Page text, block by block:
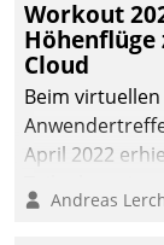
meistern und
wuppen – bei
Aufgaben und
abnehmendem
Workout
Höhenflüge
Cloud
Beim
April 2022
Teilnehmer
Andreas